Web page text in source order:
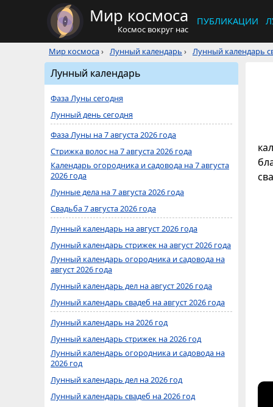
Мир космоса
Космос вокруг нас
ПУБЛИКАЦИИ
Мир космоса› Лунный календарь › Лунный календарь
Лунный календарь
Фаза Луны сегодня
Лунный день сегодня
Фаза Луны на 7 августа 2026 года
Стрижка волос на 7 августа 2026 года
Календарь огородника и садовода на 7 августа
2026 года
Лунные дела на 7 августа 2026 года
Свадьба 7 августа 2026 года
Лунный календарь на август 2026 года
Лунный календарь стрижек на август 2026 года
Лунный календарь огородника и садовода на
август 2026 года
Лунный календарь дел на август 2026 года
Лунный календарь свадеб на август 2026 года
Лунный календарь на 2026 год
Лунный календарь стрижек на 2026 год
Лунный календарь огородника и садовода на
2026 год
Лунный календарь дел на 2026 год
Лунный календарь свадеб на 2026 год